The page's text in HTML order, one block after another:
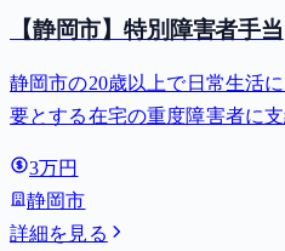
【静岡市】特別障害者手当
静岡市の20歳以上で日常生活
要とする在宅の重度障害者に
3万円
静岡市
詳細を見る